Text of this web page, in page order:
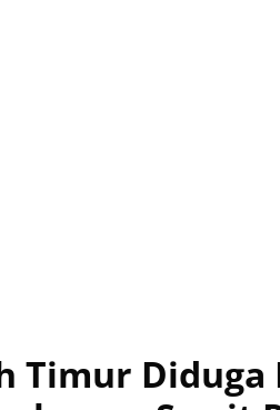
Timur Diduga